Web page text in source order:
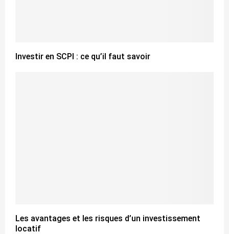
Investir en SCPI : ce qu’il faut savoir
Les avantages et les risques d’un investissement
locatif